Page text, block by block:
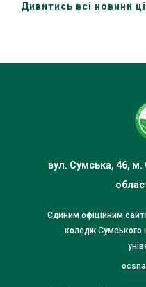
Дивитись всі новини
вул. Сумська, 46, м.
Єдиним офіційним
коледж Сумського